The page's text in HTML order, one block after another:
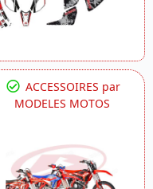
ACCESSOIRES par
MODELES MOTOS